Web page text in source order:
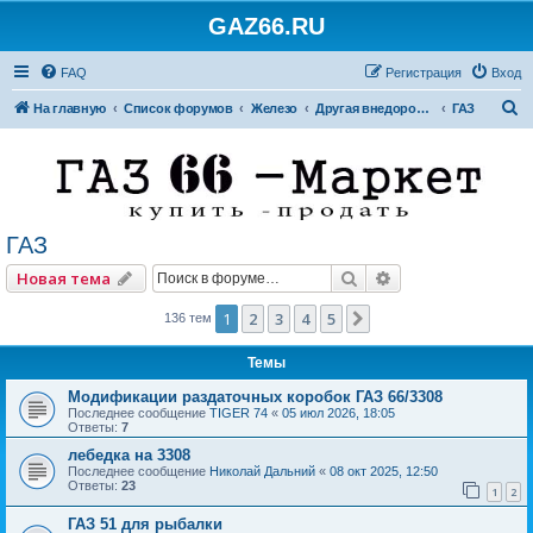
GAZ66.RU
FAQ Вход
Регистрация
На главную Список форумов Железо Другая внедорожная техника ГАЗ
ГАЗ
Новая тема Поиск
136 тем 1 2 3 4 5
Темы
Модификации раздаточных коробок ГАЗ 66/3308
Последнее сообщение TIGER 74 « 05 июл 2026, 18:05
Ответы: 7
лебедка на 3308
Последнее сообщение Николай Дальний « 08 окт 2025, 12:50
Ответы: 23 1 2
ГАЗ 51 для рыбалки